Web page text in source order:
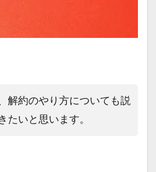
解約のやり方についても説
たいと思います。